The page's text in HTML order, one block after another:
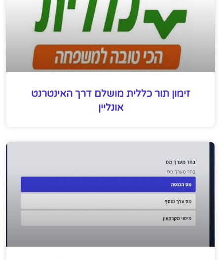
זימון תור כללית מושלם דרך האינטרנט
אונליין